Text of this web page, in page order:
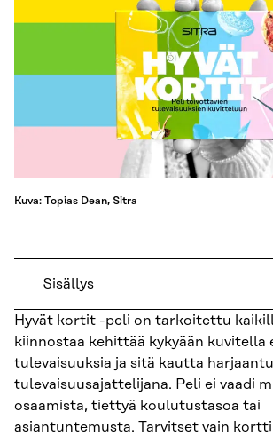
Kuva: Topias Dean, Sitra
Sisällys
Hyvät kortit -peli on tarkoitettu
kiinnostaa kehittää kykyään kuvitella
tulevaisuuksia ja sitä kautta
tulevaisuusajattelijana. Peli ei vaadi
osaamista, tiettyä koulutustasoa tai
asiantuntemusta. Tarvitset vain